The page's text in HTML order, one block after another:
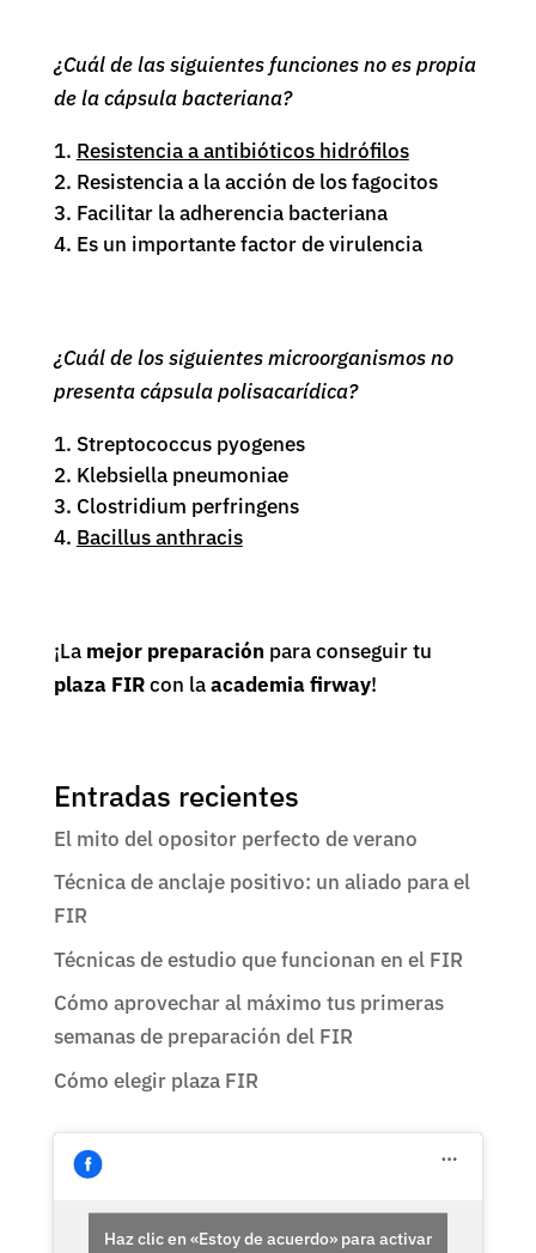
¿Cuál de las siguientes funciones no es propia
de la cápsula bacteriana?
Resistencia a antibióticos hidrófilos
Resistencia a la acción de los fagocitos
Facilitar la adherencia bacteriana
Es un importante factor de virulencia
¿Cuál de los siguientes microorganismos no
presenta cápsula polisacarídica?
Streptococcus pyogenes
Klebsiella pneumoniae
Clostridium perfringens
Bacillus anthracis
¡La mejor preparación para conseguir tu
plaza FIRcon laacademia firway!
Entradas recientes
El mito del opositor perfecto de verano
Técnica de anclaje positivo: un aliado para el
FIR
Técnicas de estudio que funcionan en el FIR
Cómo aprovechar al máximo tus primeras
semanas de preparación del FIR
Cómo elegir plaza FIR
Haz clic en «Estoy de acuerdo» para activar